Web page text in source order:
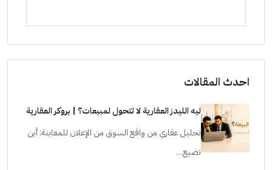
احدث المقالات
ليه الليدز العقارية لا تتحول لمبيعات؟ | بروكر العقارية
تحليل عقاري من واقع السوق من الإعلان للمعاينة: أين
تضيع…